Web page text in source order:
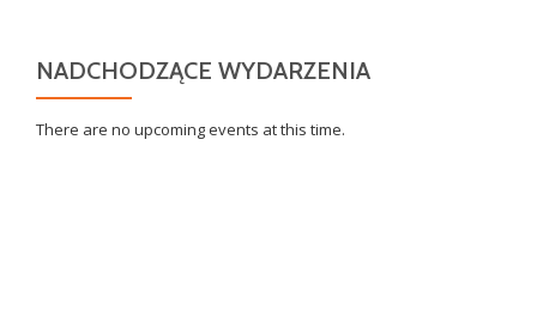
NADCHODZĄCE WYDARZENIA
There are no upcoming events at this time.